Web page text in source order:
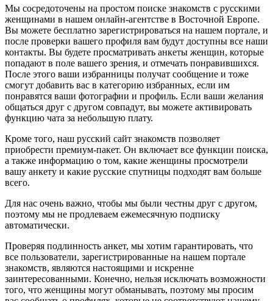
Мы сосредоточены на простом поиске знакомств с русскими
женщинами в нашем онлайн-агентстве в Восточной Европе.
Вы можете бесплатно зарегистрироваться на нашем портале, и
после проверки вашего профиля вам будут доступны все наши
контакты. Вы будете просматривать анкеты женщин, которые
попадают в поле вашего зрения, и отмечать понравившихся.
После этого ваши избранницы получат сообщение и тоже
смогут добавить вас в категорию избранных, если им
понравятся ваши фотографии и профиль. Если ваши желания
общаться друг с другом совпадут, вы можете активировать
функцию чата за небольшую плату.
Кроме того, наш русский сайт знакомств позволяет
приобрести премиум-пакет. Он включает все функции поиска,
а также информацию о том, какие женщины просмотрели
вашу анкету и какие русские спутницы подходят вам больше
всего.
Для нас очень важно, чтобы мы были честны друг с другом,
поэтому мы не продлеваем ежемесячную подписку
автоматически.
Проверяя подлинность анкет, мы хотим гарантировать, что
все пользователи, зарегистрированные на нашем портале
знакомств, являются настоящими и искренне
заинтересованными. Конечно, нельзя исключать возможности
того, что женщины могут обманывать, поэтому мы просим